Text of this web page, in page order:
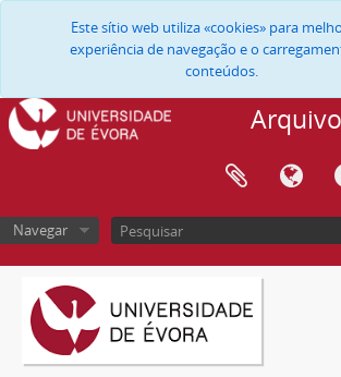
Este sítio web utiliza «cookies» para
experiência de navegação e o
conteúdos.
Navegar